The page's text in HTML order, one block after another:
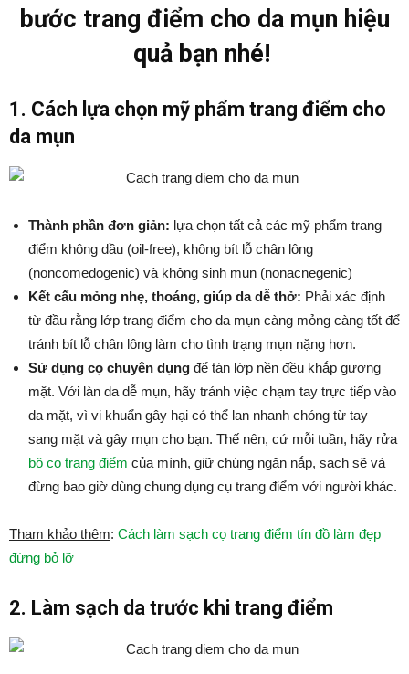
bước trang điểm cho da mụn hiệu
quả bạn nhé!
1. Cách lựa chọn mỹ phẩm trang điểm cho
da mụn
Thành phần đơn giản: lựa chọn tất cả các mỹ phẩm trang
điểm không dầu (oil-free), không bít lỗ chân lông
(noncomedogenic) và không sinh mụn (nonacnegenic)
Kết cấu mỏng nhẹ, thoáng, giúp da dễ thở: Phải xác định
từ đầu rằng lớp trang điểm cho da mụn càng mỏng càng tốt để
tránh bít lỗ chân lông làm cho tình trạng mụn nặng hơn.
Sử dụng cọ chuyên dụng để tán lớp nền đều khắp gương
mặt. Với làn da dễ mụn, hãy tránh việc chạm tay trực tiếp vào
da mặt, vì vi khuẩn gây hại có thể lan nhanh chóng từ tay
sang mặt và gây mụn cho bạn. Thế nên, cứ mỗi tuần, hãy rửa
bộ cọ trang điểm của mình, giữ chúng ngăn nắp, sạch sẽ và
đừng bao giờ dùng chung dụng cụ trang điểm với người khác.
Tham khảo thêm: Cách làm sạch cọ trang điểm tín đồ làm đẹp
đừng bỏ lỡ
2. Làm sạch da trước khi trang điểm